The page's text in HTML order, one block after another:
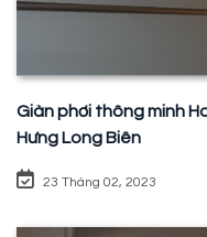
Giàn phơi thông minh
Hưng Long Biên
23 Tháng 02, 2023